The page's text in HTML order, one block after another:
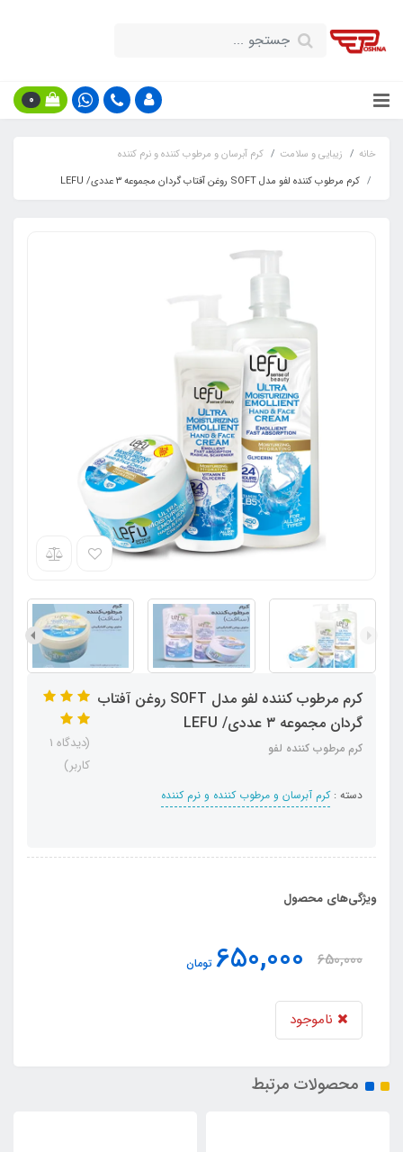
0
خانه زیبایی و سلامت
کرم آبرسان و مرطوب کننده و نرم کننده
کرم مرطوب کننده لفو مدل SOFT روغن آفتاب گردان مجموعه ۳ عددی/ LEFU
کرم مرطوب کننده لفو مدل SOFT روغن آفتاب
گردان مجموعه ۳ عددی/ LEFU
کرم مرطوب کننده لفو
دسته :کرم آبرسان و مرطوب کننده و نرم کننده
(دیدگاه 1
کاربر)
ویژگی‌های محصول
650,000
650,000 تومان
ناموجود
محصولات مرتبط